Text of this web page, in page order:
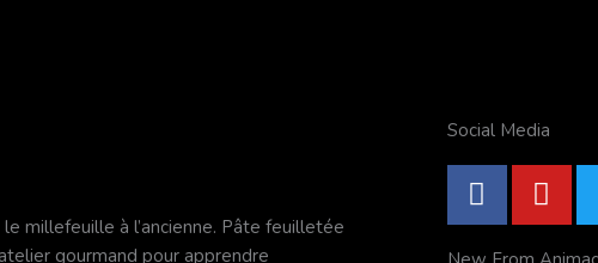
millefeuille à l’ancienne. Pâte feuilletée
gourmand pour apprendre
Social Media
F
a
c
Y
o
u